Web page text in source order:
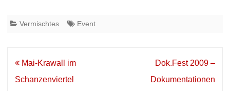
Vermischtes Event
Beitrags-
Navigation
Mai-Krawall im
Schanzenviertel
Dok.Fest 2009 –
Dokumentationen